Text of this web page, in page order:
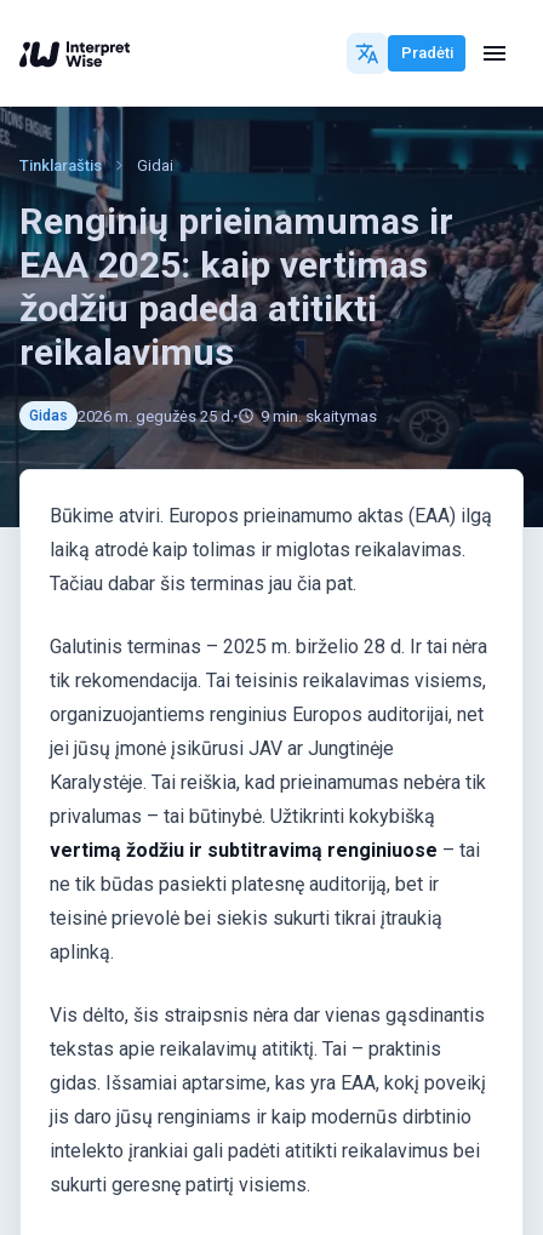
Pradėti
Tinklaraštis Gidai
Renginių prieinamumas ir
EAA 2025: kaip vertimas
žodžiu padeda atitikti
reikalavimus
Gidas 2026 m. gegužės 25 d. 9 min. skaitymas
Būkime atviri. Europos prieinamumo aktas (EAA) ilgą
laiką atrodė kaip tolimas ir miglotas reikalavimas.
Tačiau dabar šis terminas jau čia pat.
Galutinis terminas – 2025 m. birželio 28 d. Ir tai nėra
tik rekomendacija. Tai teisinis reikalavimas visiems,
organizuojantiems renginius Europos auditorijai, net
jei jūsų įmonė įsikūrusi JAV ar Jungtinėje
Karalystėje. Tai reiškia, kad prieinamumas nebėra tik
privalumas – tai būtinybė. Užtikrinti kokybišką
vertimą žodžiu ir subtitravimą renginiuose – tai
ne tik būdas pasiekti platesnę auditoriją, bet ir
teisinė prievolė bei siekis sukurti tikrai įtraukią
aplinką.
Vis dėlto, šis straipsnis nėra dar vienas gąsdinantis
tekstas apie reikalavimų atitiktį. Tai – praktinis
gidas. Išsamiai aptarsime, kas yra EAA, kokį poveikį
jis daro jūsų renginiams ir kaip modernūs dirbtinio
intelekto įrankiai gali padėti atitikti reikalavimus bei
sukurti geresnę patirtį visiems.